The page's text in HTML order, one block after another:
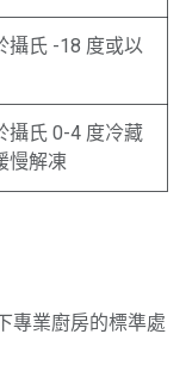
攝氏 -18 度或以
攝氏 0-4 度冷藏
慢解凍
專業廚房的標準處